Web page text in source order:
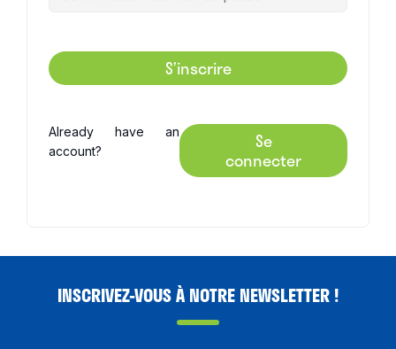
S’inscrire
Already have an
account?
Se
connecter
INSCRIVEZ-VOUS À NOTRE NEWSLETTER !